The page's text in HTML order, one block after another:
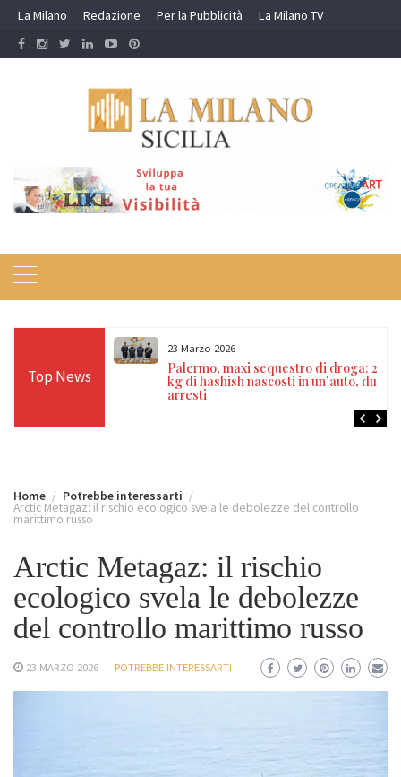
Skip
content
La Milano Redazione Per la Pubblicità La Milano TV
Top News
nel centro
2 kg di droga
23 Marzo 2026
Palermo, maxi sequestro di droga: 20
kg di hashish nascosti in un’auto, due
arresti
Home Potrebbe interessarti
Arctic Metagaz: il rischio ecologico svela le debolezze del controllo
marittimo russo
Arctic Metagaz: il rischio
ecologico svela le debolezze
del controllo marittimo russo
23 MARZO 2026 POTREBBE INTERESSARTI